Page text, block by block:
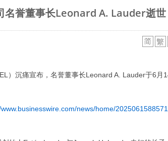
名誉董事长Leonard A. Lauder逝世
）沉痛宣布，名誉董事长Leonard A. Lauder于6月
news/home/